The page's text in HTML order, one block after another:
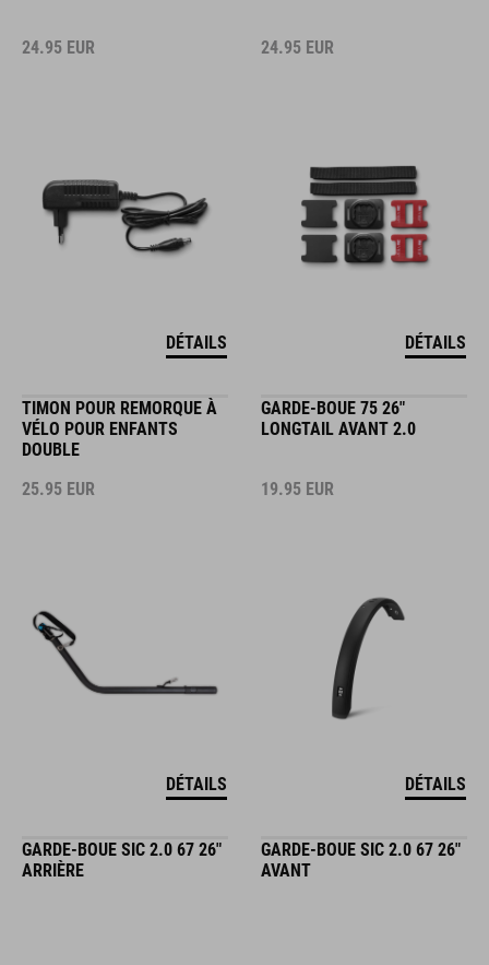
24.95 EUR
DÉTAILS
24.95 EUR
DÉTAILS
TIMON POUR REMORQUE À
VÉLO POUR ENFANTS
DOUBLE
25.95 EUR
DÉTAILS
GARDE-BOUE 75 26"
LONGTAIL AVANT 2.0
19.95 EUR
DÉTAILS
GARDE-BOUE SIC 2.0 67 26"
ARRIÈRE
GARDE-BOUE SIC 2.0 67 26"
AVANT